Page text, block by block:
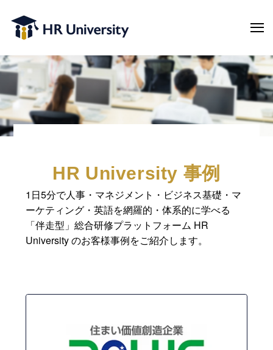
HR University 事例
1日5分で人事・マネジメント・ビジネス基礎・マ
ーケティング・英語を網羅的・体系的に学べる
「伴走型」総合研修プラットフォーム HR
University のお客様事例をご紹介します。